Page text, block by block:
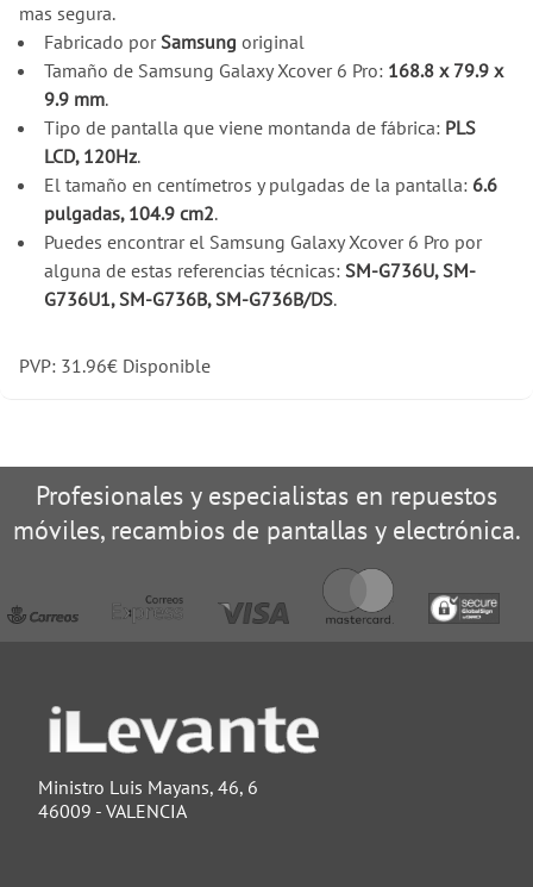
mas segura.
Fabricado porSamsung original
Tamaño de Samsung Galaxy Xcover 6 Pro: 168.8 x 79.9 x
9.9 mm.
Tipo de pantalla que viene montanda de fábrica: PLS
LCD, 120Hz.
El tamaño en centímetros y pulgadas de la pantalla: 6.6
pulgadas, 104.9 cm2.
Puedes encontrar el Samsung Galaxy Xcover 6 Pro por
alguna de estas referencias técnicas: SM-G736U, SM-
G736U1, SM-G736B, SM-G736B/DS.
PVP: 31.96€ Disponible
Profesionales y especialistas en repuestos
móviles, recambios de pantallas y electrónica.
Ministro Luis Mayans, 46, 6
46009 - VALENCIA